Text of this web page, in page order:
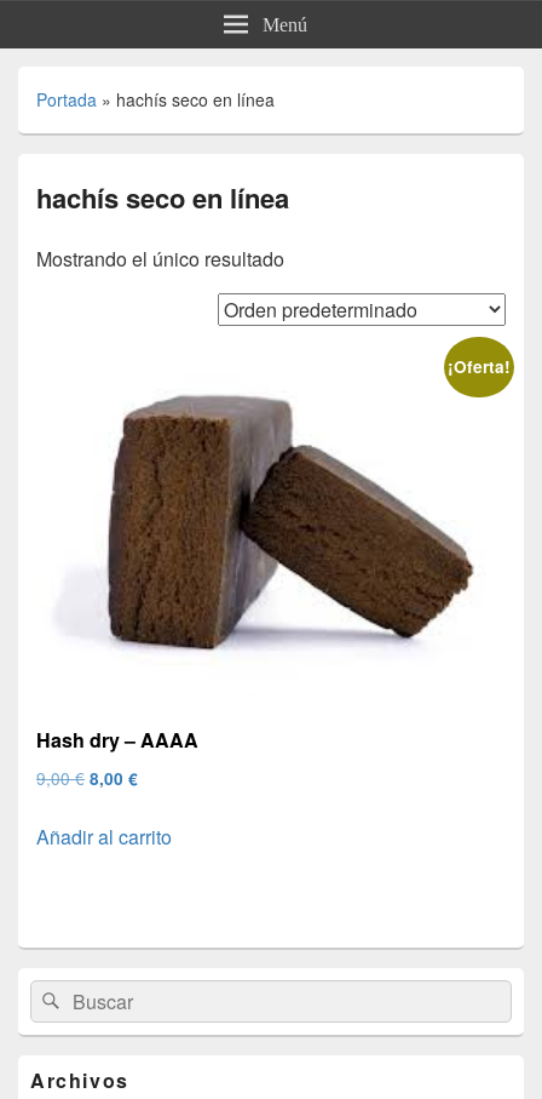
Menú
Portada » hachís seco en línea
hachís seco en línea
Mostrando el único resultado
¡Oferta!
Hash dry – AAAA
9,00€ El
original
8,00 €El
actual
Añadir al carrito
área
de
widget
lateral
Buscar
por:
Buscar
Archivos